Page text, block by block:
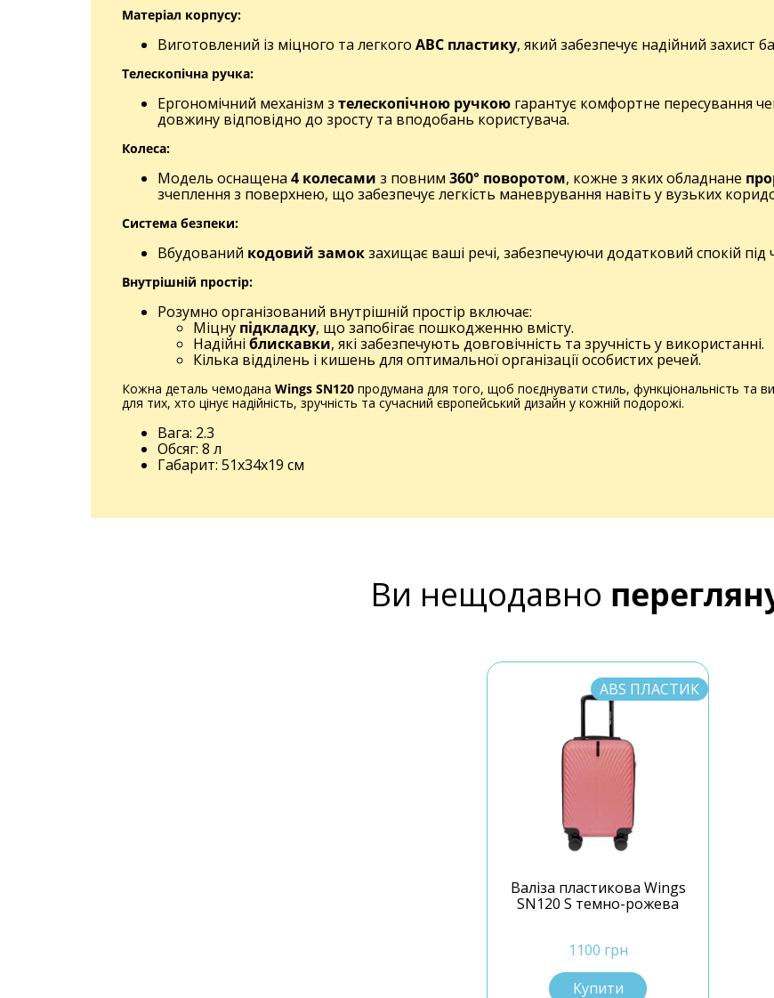
Матеріал корпусу:
Виготовлений із міцного та легкого ABC пластику, який забезпечує надійний захист
Телескопічна ручка:
Ергономічний механізм з телескопічною ручкою гарантує комфортне пересування
довжину відповідно до зросту та вподобань користувача.
Колеса:
Модель оснащена 4 колесами з повним 360° поворотом, кожне з яких обладнане
зчеплення з поверхнею, що забезпечує легкість маневрування навіть у вузьких
Система безпеки:
Вбудований кодовий замокзахищає ваші речі, забезпечуючи додатковий спокій
Внутрішній простір:
Розумно організований внутрішній простір включає:
Міцну підкладку, що запобігає пошкодженню вмісту.
Надійні блискавки, які забезпечують довговічність та зручність у використанні.
Кілька відділень і кишень для оптимальної організації особистих речей.
Кожна деталь чемодана Wings SN120 продумана для того, щоб поєднувати стиль, функціональність та
для тих, хто цінує надійність, зручність та сучасний європейський дизайн у кожній подорожі.
Вага: 2.3
Обсяг: 8 л
Габарит: 51x34x19 см
Ви нещодавно
ABS ПЛАСТИК
Валіза пластикова Wings
SN120 S темно-рожева
1100 грн
Купити